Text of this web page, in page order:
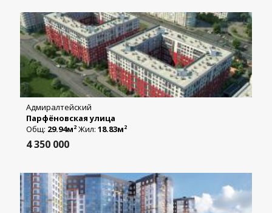
Адмиралтейский
Парфёновская улица
Общ: 29.94м2 Жил: 18.83м2
4 350 000